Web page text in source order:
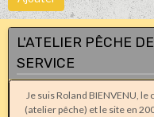
L'ATELIER PÊCHE
SERVICE
Je suis Roland BIENVENU,
(atelier pêche) et le site en